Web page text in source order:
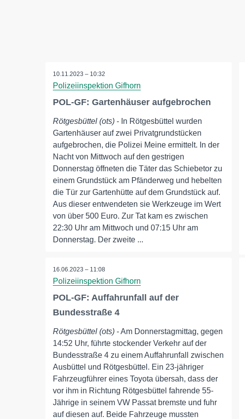
10.11.2023 – 10:32
Polizeiinspektion Gifhorn
POL-GF: Gartenhäuser aufgebrochen
Rötgesbüttel (ots) - In Rötgesbüttel wurden
Gartenhäuser auf zwei Privatgrundstücken
aufgebrochen, die Polizei Meine ermittelt. In der
Nacht von Mittwoch auf den gestrigen
Donnerstag öffneten die Täter das Schiebetor zu
einem Grundstück am Pfänderweg und hebelten
die Tür zur Gartenhütte auf dem Grundstück auf.
Aus dieser entwendeten sie Werkzeuge im Wert
von über 500 Euro. Zur Tat kam es zwischen
22:30 Uhr am Mittwoch und 07:15 Uhr am
Donnerstag. Der zweite ...
16.06.2023 – 11:08
Polizeiinspektion Gifhorn
POL-GF: Auffahrunfall auf der
Bundesstraße 4
Rötgesbüttel (ots) - Am Donnerstagmittag, gegen
14:52 Uhr, führte stockender Verkehr auf der
Bundesstraße 4 zu einem Auffahrunfall zwischen
Ausbüttel und Rötgesbüttel. Ein 23-jähriger
Fahrzeugführer eines Toyota übersah, dass der
vor ihm in Richtung Rötgesbüttel fahrende 55-
Jährige in seinem VW Passat bremste und fuhr
auf diesen auf. Beide Fahrzeuge mussten